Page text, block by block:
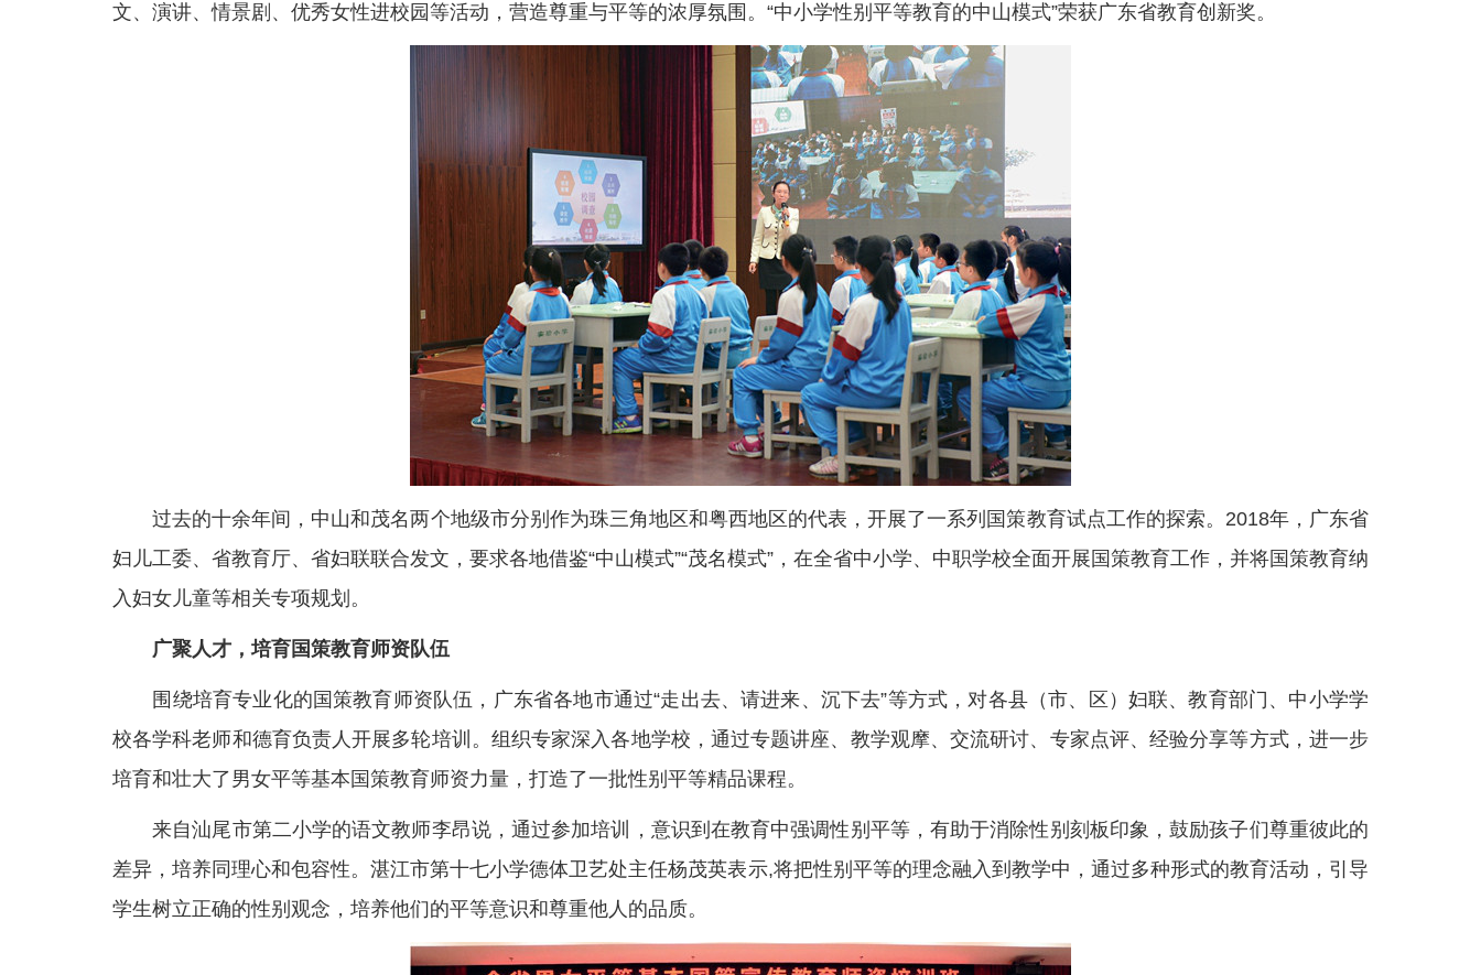
文、演讲、情景剧、优秀女性进校园等活动，营造尊重与平等的浓厚氛围。“中小学性别平等教育的中山模式”荣获广东省教育创新奖。
过去的十余年间，中山和茂名两个地级市分别作为珠三角地区和粤西地区的代表，开展了一系列国策教育试点工作的探索。2018年，广东省
妇儿工委、省教育厅、省妇联联合发文，要求各地借鉴“中山模式”“茂名模式”，在全省中小学、中职学校全面开展国策教育工作，并将国策教育纳
入妇女儿童等相关专项规划。
广聚人才，培育国策教育师资队伍
围绕培育专业化的国策教育师资队伍，广东省各地市通过“走出去、请进来、沉下去”等方式，对各县（市、区）妇联、教育部门、中小学学
校各学科老师和德育负责人开展多轮培训。组织专家深入各地学校，通过专题讲座、教学观摩、交流研讨、专家点评、经验分享等方式，进一步
培育和壮大了男女平等基本国策教育师资力量，打造了一批性别平等精品课程。
来自汕尾市第二小学的语文教师李昂说，通过参加培训，意识到在教育中强调性别平等，有助于消除性别刻板印象，鼓励孩子们尊重彼此的
差异，培养同理心和包容性。湛江市第十七小学德体卫艺处主任杨茂英表示,将把性别平等的理念融入到教学中，通过多种形式的教育活动，引导
学生树立正确的性别观念，培养他们的平等意识和尊重他人的品质。